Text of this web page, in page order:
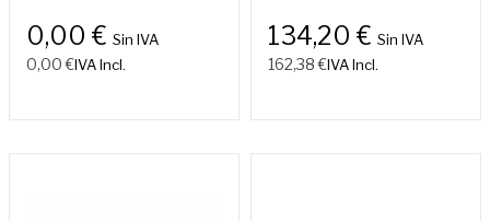
0,00 € Sin IVA
0,00 €IVA Incl.
134,20 € Sin IVA
162,38 €IVA Incl.